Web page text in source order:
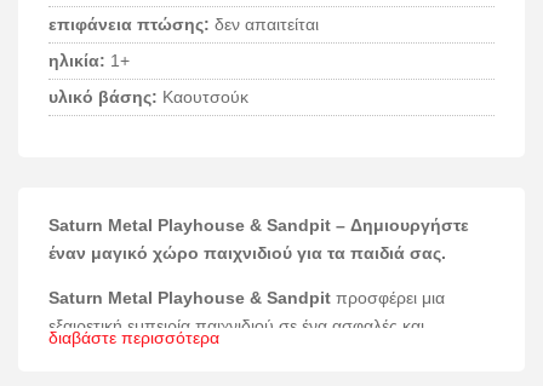
επιφάνεια πτώσης: δεν απαιτείται
ηλικία: 1+
υλικό βάσης: Καουτσούκ
Saturn Metal Playhouse & Sandpit – Δημιουργήστε
έναν μαγικό χώρο παιχνιδιού για τα παιδιά σας.
Saturn Metal Playhouse & Sandpit προσφέρει μια
εξαιρετική εμπειρία παιχνιδιού σε ένα ασφαλές και
ανθεκτικό περιβάλλον, ιδανικό για παιδιά ηλικίας άνω του
διαβάστε περισσότερα